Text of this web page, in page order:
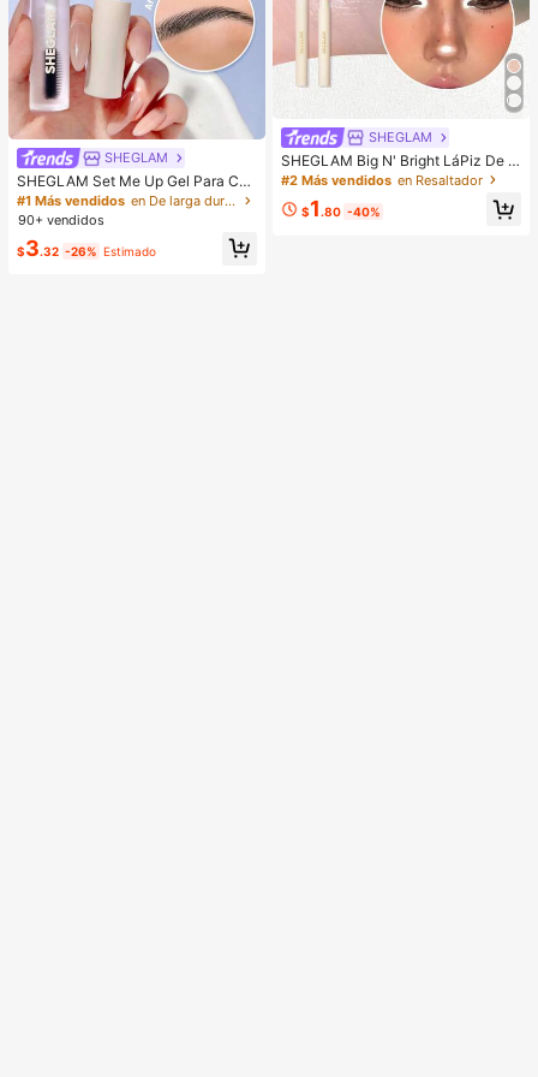
SHEGLAM
SHEGLAM Set Me Up Gel Para Cej
as Marca De Belleza CosméTica M
aquillaje Para Mujeres Y NiñAs
#1 Más vendidos
en De larga duración Cejas
90+ vendidos
$3.32 -26% Estimado
SHEGLAM
SHEGLAM Big N' Bright LáPiz De O
jos-Frost Brillos Marca De Belleza
s Y NiñAs
#2 Más vendidos en Resaltador
$1 .80 -40%